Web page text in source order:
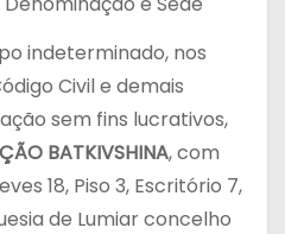
indeterminado, nos
Civil e demais
sem fins lucrativos,
BATKIVSHINA, com
18, Piso 3, Escritório 7,
de Lumiar concelho